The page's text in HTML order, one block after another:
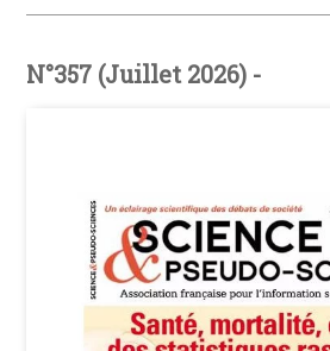
N°357 (Juillet 2026) -